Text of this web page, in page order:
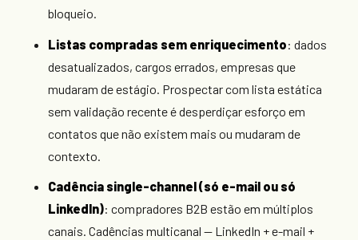
bloqueio.
Listas compradas sem enriquecimento: dados
desatualizados, cargos errados, empresas que
mudaram de estágio. Prospectar com lista estática
sem validação recente é desperdiçar esforço em
contatos que não existem mais ou mudaram de
contexto.
Cadência single-channel (só e-mail ou só
LinkedIn): compradores B2B estão em múltiplos
canais. Cadências multicanal — LinkedIn + e-mail +